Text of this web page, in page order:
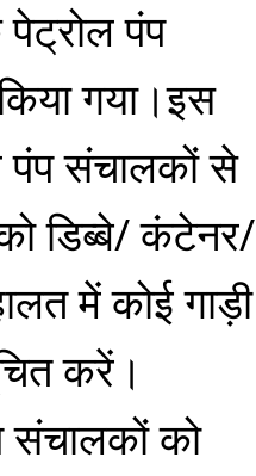
पेट्रोल पंप
गया।इस
पंप संचालकों से
डिब्बे/ कंटेनर/
में कोई गाड़ी
करें।
संचालकों को